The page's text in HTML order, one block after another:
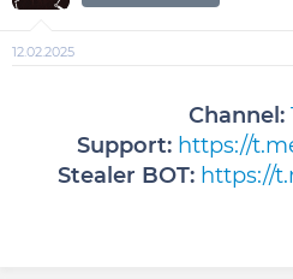
12.02.2025
Channel:
Support: https://
Stealer BOT: https://